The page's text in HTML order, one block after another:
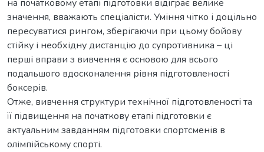
на початковому етапі підготовки відіграє велике
значення, вважають спеціалісти. Уміння чітко і доцільно
пересуватися рингом, зберігаючи при цьому бойову
стійку і необхідну дистанцію до супротивника – ці
перші вправи з вивчення є основою для всього
подальшого вдосконалення рівня підготовленості
боксерів.
Отже, вивчення структури технічної підготовленості та
її підвищення на початкову етапі підготовки є
актуальним завданням підготовки спортсменів в
олімпійському спорті.